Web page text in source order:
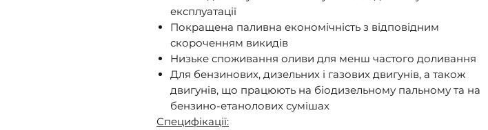
експлуатації
Покращена паливна економічність з відповідним
скороченням викидів
Низьке споживання оливи для менш частого доливання
Для бензинових, дизельних і газових двигунів, а також
двигунів, що працюють на біодизельному пальному та на
бензино-етанолових сумішах
Специфікації: